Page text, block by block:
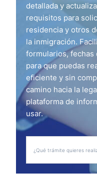
detallada y
requisitos para
residencia y otros
la inmigración.
formularios, fechas
para que puedas
eficiente y sin
camino hacia la
plataforma de
usar.